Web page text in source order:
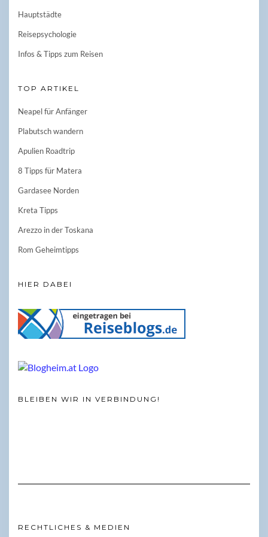
Hauptstädte
Reisepsychologie
Infos & Tipps zum Reisen
TOP ARTIKEL
Neapel für Anfänger
Plabutsch wandern
Apulien Roadtrip
8 Tipps für Matera
Gardasee Norden
Kreta Tipps
Arezzo in der Toskana
Rom Geheimtipps
HIER DABEI
BLEIBEN WIR IN VERBINDUNG!
RECHTLICHES & MEDIEN